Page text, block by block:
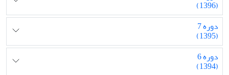
(1396)
دوره 7
(1395)
دوره 6
(1394)